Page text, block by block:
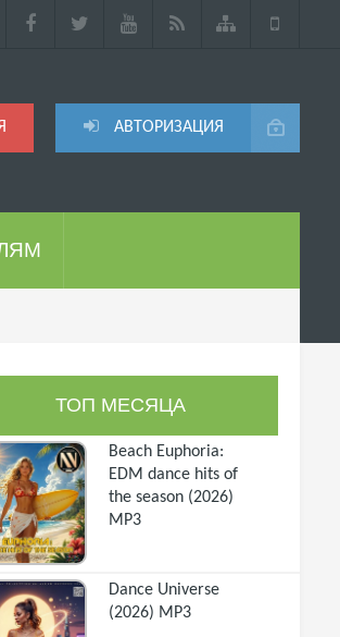
АВТОРИЗАЦИЯ
ТОП МЕСЯЦА
Beach Euphoria:
EDM dance hits of
the season (2026)
MP3
Dance Universe
(2026) MP3